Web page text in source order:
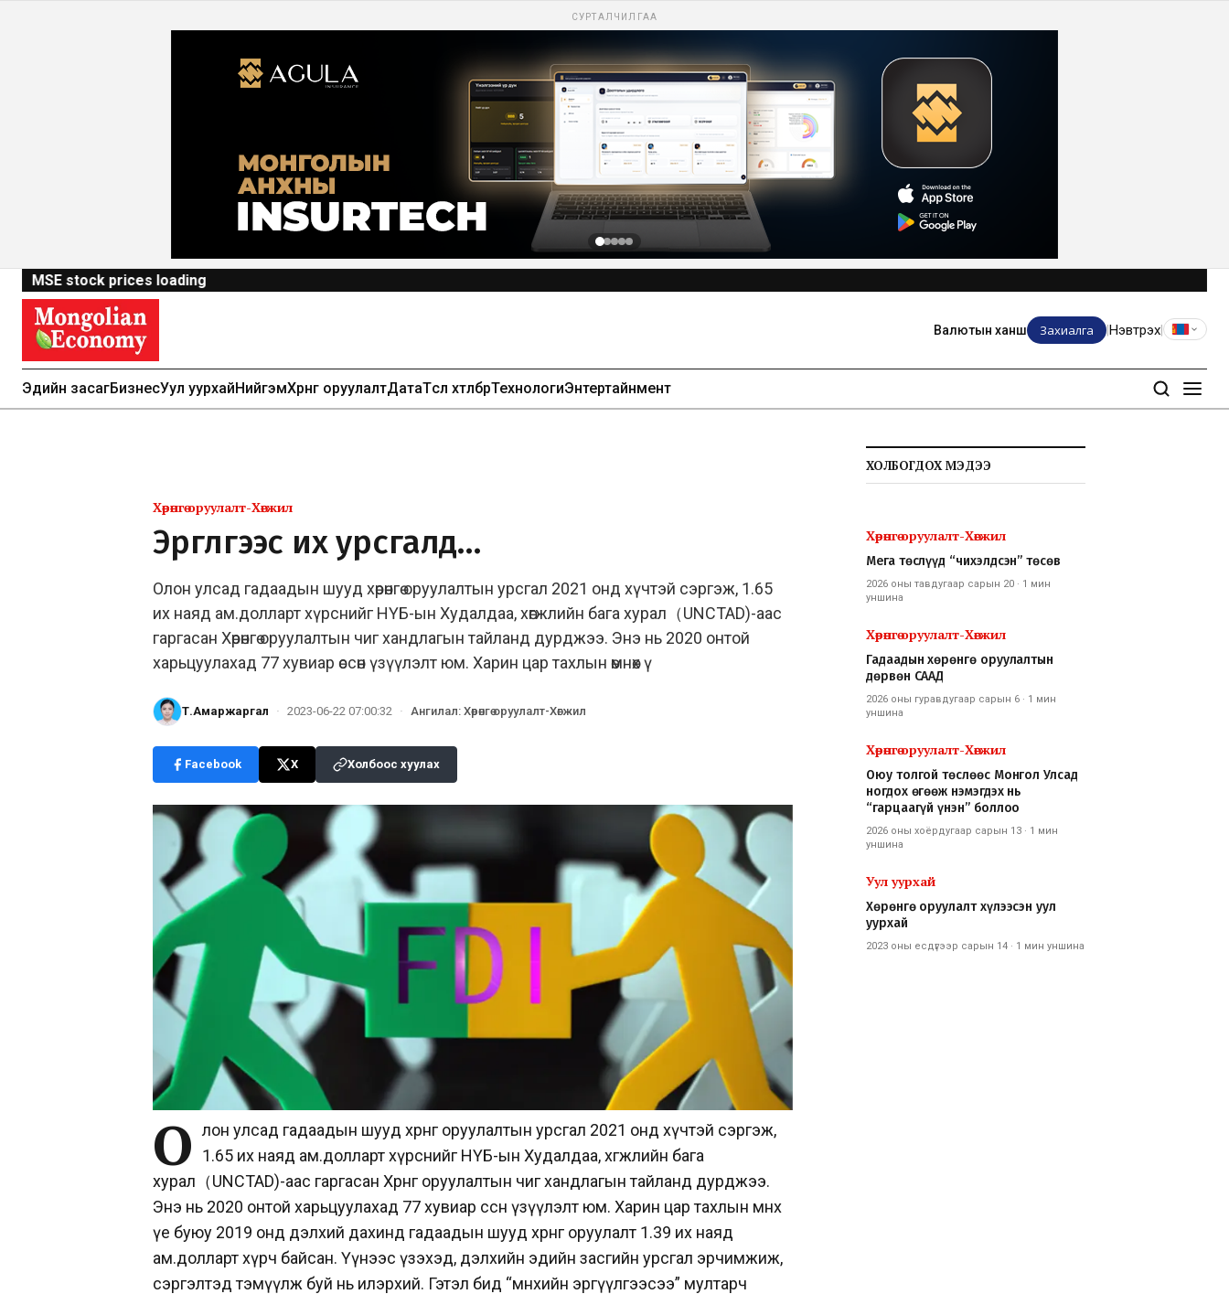
СУРТАЛЧИЛГАА
MSE stock prices loading
Валютын ханш Захиалга Нэвтрэх
Эдийн засагБизнесУул уурхайНийгэмХөрөнгө оруулалтДатаТөсөл хөтөлбөрТехнологиЭнтертайнмент
Хөрөнгө оруулалт-Хөгжил
Эргүүлгээс их урсгалд…
Олон улсад гадаадын шууд хөрөнгө оруулалтын урсгал 2021 онд хүчтэй сэргэж, 1.65
их наяд ам.долларт хүрснийг НҮБ-ын Худалдаа, хөгжлийн бага хурал（UNCTAD)-аас
гаргасан Хөрөнгө оруулалтын чиг хандлагын тайланд дурджээ. Энэ нь 2020 онтой
харьцуулахад 77 хувиар өссөн үзүүлэлт юм. Харин цар тахлын өмнөх ү
Т.Амаржаргал · 2023-06-22 07:00:32 · Ангилал: Хөрөнгө оруулалт-Хөгжил
Facebook X Холбоос хуулах
О лон улсад гадаадын шууд хөрөнгө оруулалтын урсгал 2021 онд хүчтэй сэргэж,
1.65 их наяд ам.долларт хүрснийг НҮБ-ын Худалдаа, хөгжлийн бага
хурал（UNCTAD)-аас гаргасан Хөрөнгө оруулалтын чиг хандлагын тайланд дурджээ.
Энэ нь 2020 онтой харьцуулахад 77 хувиар өссөн үзүүлэлт юм. Харин цар тахлын өмнөх
үе буюу 2019 онд дэлхий дахинд гадаадын шууд хөрөнгө оруулалт 1.39 их наяд
ам.долларт хүрч байсан. Үүнээс үзэхэд, дэлхийн эдийн засгийн урсгал эрчимжиж,
сэргэлтэд тэмүүлж буй нь илэрхий. Гэтэл бид “мөнхийн эргүүлгээсээ” мултарч
ХОЛБОГДОХ МЭДЭЭ
Хөрөнгө оруулалт-Хөгжил
Мега төслүүд “чихэлдсэн” төсөв
2026 оны тавдугаар сарын 20 · 1 мин
уншина
Хөрөнгө оруулалт-Хөгжил
Гадаадын хөрөнгө оруулалтын
дөрвөн СААД
2026 оны гуравдугаар сарын 6 · 1 мин
уншина
Хөрөнгө оруулалт-Хөгжил
Оюу толгой төслөөс Монгол Улсад
ногдох өгөөж нэмэгдэх нь
“гарцаагүй үнэн” боллоо
2026 оны хоёрдугаар сарын 13 · 1 мин
уншина
Уул уурхай
Хөрөнгө оруулалт хүлээсэн уул
уурхай
2023 оны есдүгээр сарын 14 · 1 мин уншина